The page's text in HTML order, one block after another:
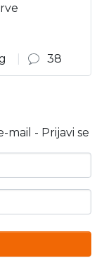
38
mail - Prijavi se